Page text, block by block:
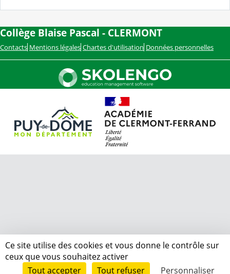
Collège Blaise Pascal - CLERMONT
Contacts Mentions légales Chartes d'utilisation Données personnelles
Ce site utilise des cookies et vous donne le contrôle sur
ceux que vous souhaitez activer
Tout accepter
Tout refuser Personnaliser